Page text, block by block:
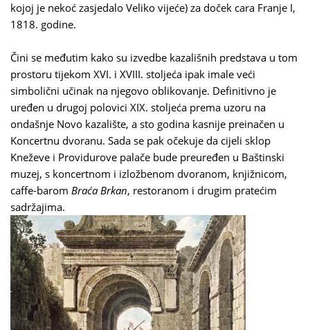
kojoj je nekoć zasjedalo Veliko vijeće) za doček cara Franje I,
1818. godine.
Čini se međutim kako su izvedbe kazališnih predstava u tom
prostoru tijekom XVI. i XVIII. stoljeća ipak imale veći
simbolični učinak na njegovo oblikovanje. Definitivno je
uređen u drugoj polovici XIX. stoljeća prema uzoru na
ondašnje Novo kazalište, a sto godina kasnije preinačen u
Koncertnu dvoranu. Sada se pak očekuje da cijeli sklop
Kneževe i Providurove palače bude preuređen u Baštinski
muzej, s koncertnom i izložbenom dvoranom, knjižnicom,
caffe-barom Braća Brkan, restoranom i drugim pratećim
sadržajima.